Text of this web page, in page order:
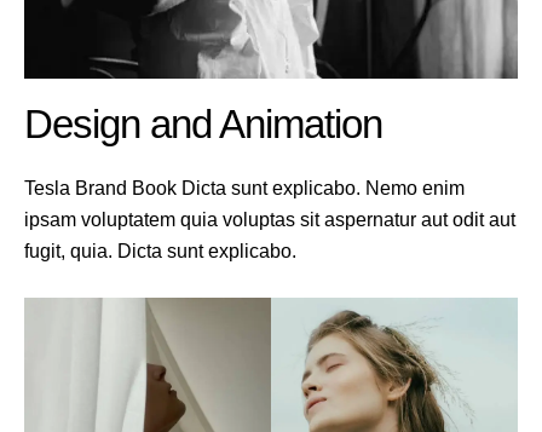
Design and Animation
Tesla Brand Book Dicta sunt explicabo. Nemo enim
ipsam voluptatem quia voluptas sit aspernatur aut odit aut
fugit, quia. Dicta sunt explicabo.